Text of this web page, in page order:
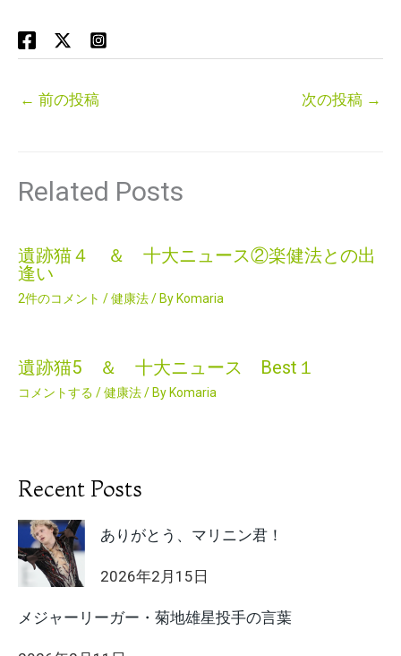
← 前の投稿 次の投稿 →
Related Posts
遺跡猫４ ＆ 十大ニュース②楽健法との出
逢い
2件のコメント /健康法/ By Komaria
遺跡猫5 ＆ 十大ニュース Best１
コメントする /健康法/ By Komaria
Recent Posts
ありがとう、マリニン君！
2026年2月15日
メジャーリーガー・菊地雄星投手の言葉